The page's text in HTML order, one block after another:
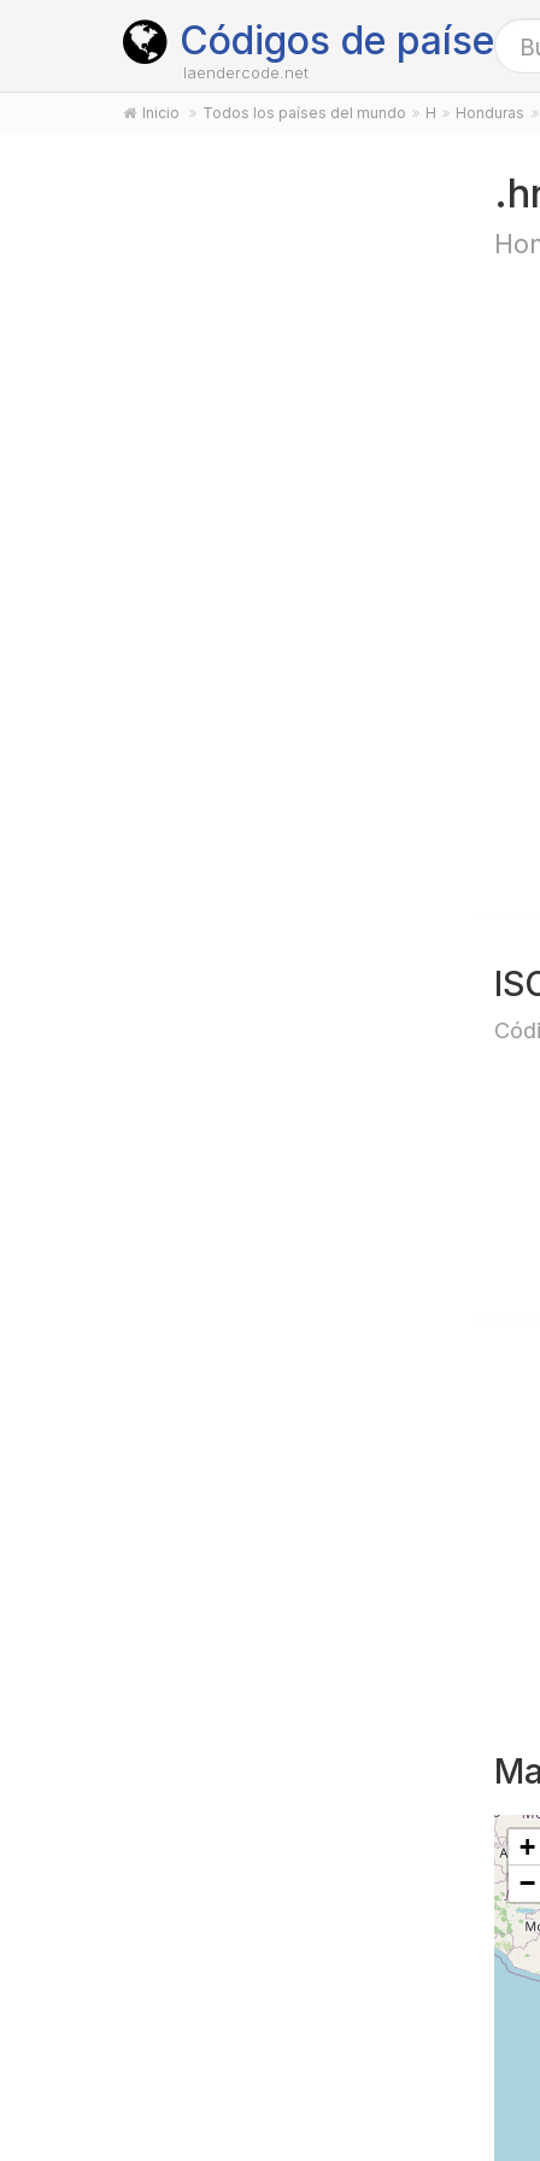
Códigos de países
laendercode.net
Inicio Todos los países del mundo H Honduras
+
−